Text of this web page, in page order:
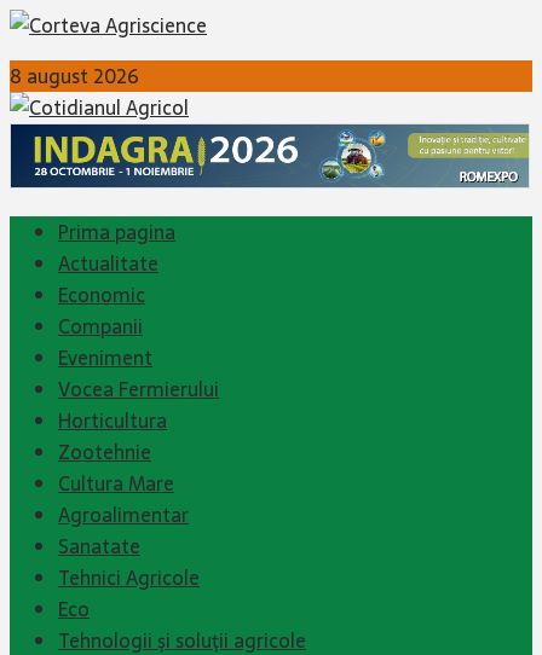
8 august 2026
Prima pagina
Actualitate
Economic
Companii
Eveniment
Vocea Fermierului
Horticultura
Zootehnie
Cultura Mare
Agroalimentar
Sanatate
Tehnici Agricole
Eco
Tehnologii şi soluţii agricole